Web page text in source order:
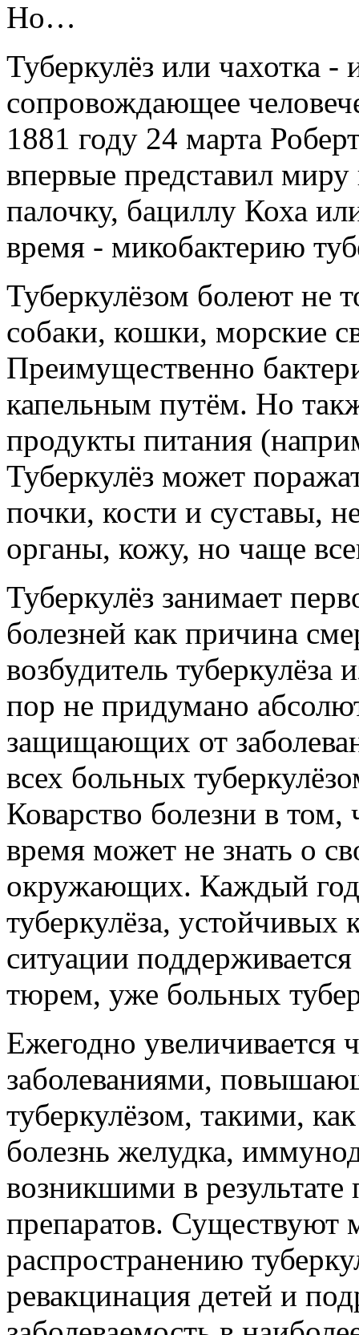
Но…
Туберкулёз или чахотка -
сопровождающее
1881 году 24 марта
впервые представил
палочку, бациллу Коха
время - микобактерию
Туберкулёзом болеют не
собаки, кошки, морские
Преимущественно
капельным путём. Но
продукты питания
Туберкулёз может
почки, кости и суставы,
органы, кожу, но чаще
Туберкулёз занимает
болезней как причина
возбудитель туберкулёза
пор не придумано
защищающих от
всех больных
Коварство болезни в том,
время может не знать о
окружающих. Каждый год
туберкулёза,
ситуации
тюрем, уже больных
Ежегодно
заболеваниями,
туберкулёзом, такими,
болезнь желудка,
возникшими в
препаратов. Существуют
распространению
ревакцинация детей и